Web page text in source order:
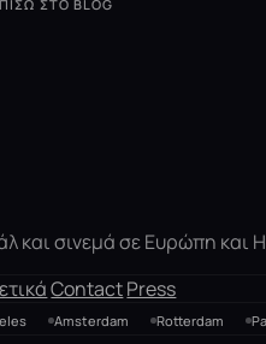
ΠΊΣΩ ΣΤΟ BLOG
και σινεμά σε Ευρώπη
ContactPress
Amsterdam Rotterdam